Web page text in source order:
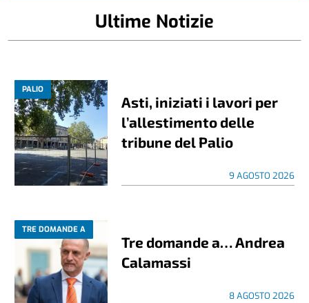
Ultime Notizie
PALIO
Asti, iniziati i lavori per
l’allestimento delle
tribune del Palio
9 AGOSTO 2026
TRE DOMANDE A
Tre domande a… Andrea
Calamassi
8 AGOSTO 2026